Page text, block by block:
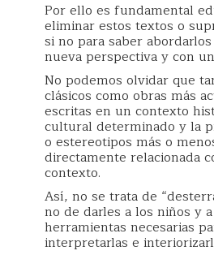
Por ello es fundamental
eliminar estos textos o
si no para saber
nueva perspectiva y con
No podemos olvidar que
clásicos como obras más
escritas en un contexto
cultural determinado y la
o estereotipos más o
directamente relacionada
contexto.
Así, no se trata de
no de darles a los niños y
herramientas necesarias
interpretarlas e